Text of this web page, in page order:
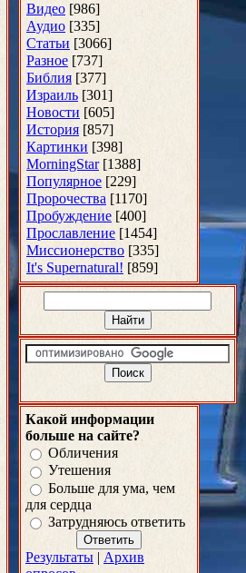
Видео [986]
Аудио [335]
Статьи [3066]
Разное [737]
Библия [377]
Израиль [301]
Новости [605]
История [857]
Картинки [398]
MorningStar [1388]
Популярное [229]
Пророчества [1170]
Пробуждение [400]
Прославление [1454]
Миссионерство [335]
It's Supernatural! [859]
Какой информации
больше на сайте?
Обличения
Утешения
Больше для ума, чем
для сердца
Затрудняюсь ответить
Результаты | Архив